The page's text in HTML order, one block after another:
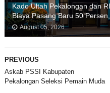
Kado Ultah Pekalongan dan
Biaya Pasang Baru 50
August 05, 2026
PREVIOUS
Askab PSSI Kabupaten
Pekalongan Seleksi Pemain Muda